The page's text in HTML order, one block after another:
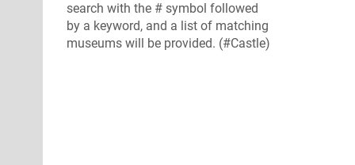
search with the # symbol followed
by a keyword, and a list of matching
museums will be provided. (#Castle)